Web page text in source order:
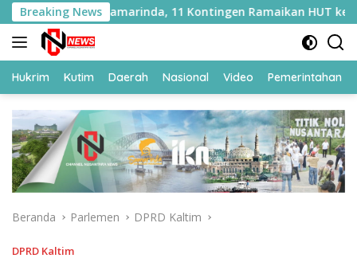
Langsung
ke
konten
Breaking News
Samarinda, 11 Kontingen Ramaikan HUT ke-81 RI
Hukrim Kutim Daerah Nasional Video Pemerintahan
Beranda Parlemen DPRD Kaltim
DPRD Kaltim